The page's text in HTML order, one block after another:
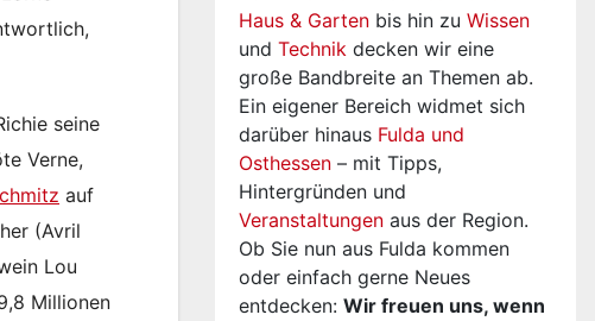
seine
Verne,
auf
(Avril
Lou
Millionen
Haus & Garten bis hin zu Wissen
und Technik decken wir eine
große Bandbreite an Themen ab.
Ein eigener Bereich widmet sich
darüber hinaus Fulda und
Osthessen – mit Tipps,
Hintergründen und
Veranstaltungen aus der Region.
Ob Sie nun aus Fulda kommen
oder einfach gerne Neues
entdecken: Wir freuen uns, wenn